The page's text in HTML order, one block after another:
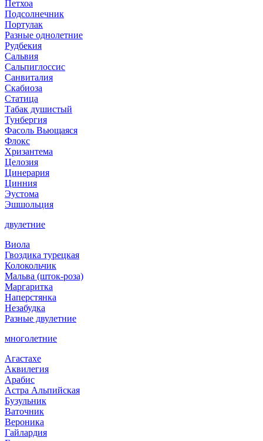
Петхоа
Подсолнечник
Портулак
Разные однолетние
Рудбекия
Сальвия
Сальпиглоссис
Санвиталия
Скабиоза
Статица
Табак душистый
Тунбергия
Фасоль Вьющаяся
Флокс
Хризантема
Целозия
Цинерария
Цинния
Эустома
Эшшольция
двулетние
Виола
Гвоздика турецкая
Колокольчик
Мальва (шток-роза)
Маргаритка
Наперстянка
Незабудка
Разные двулетние
многолетние
Агастахе
Аквилегия
Арабис
Астра Альпийская
Бузульник
Ваточник
Вероника
Гайлардия